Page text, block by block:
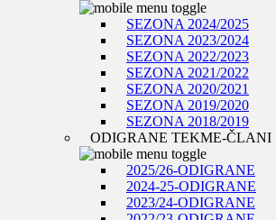
SEZONA 2024/2025
SEZONA 2023/2024
SEZONA 2022/2023
SEZONA 2021/2022
SEZONA 2020/2021
SEZONA 2019/2020
SEZONA 2018/2019
ODIGRANE TEKME-ČLANI
2025/26-ODIGRANE
2024-25-ODIGRANE
2023/24-ODIGRANE